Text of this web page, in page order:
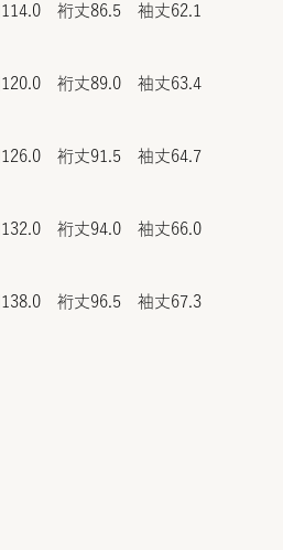
裄丈86.5 袖丈62.1
裄丈89.0 袖丈63.4
裄丈91.5 袖丈64.7
裄丈94.0 袖丈66.0
裄丈96.5 袖丈67.3